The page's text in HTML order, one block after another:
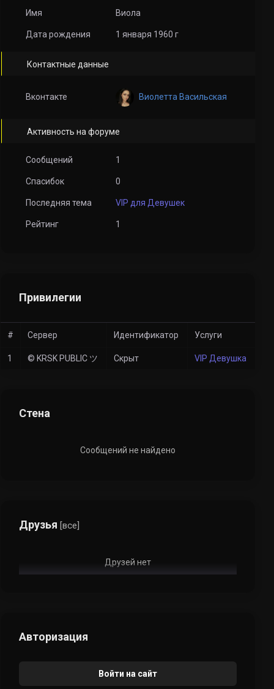
Друзья [все]
Друзей нет
Авторизация
Войти на сайт
Имя Виола
Дата рождения 1 января 1960 г
Контактные данные
Вконтакте Виолетта Васильская
Активность на форуме
Сообщений 1
Спасибок 0
Последняя тема VIP для Девушек
Рейтинг 1
Привилегии
# Сервер Идентификатор Услуги
1 © KRSK PUBLIC ツ Скрыт VIP Девушка
Стена
Сообщений не найдено